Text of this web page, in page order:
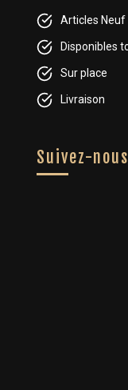
Articles Neuf
Disponibles
Sur place
Livraison
Suivez-